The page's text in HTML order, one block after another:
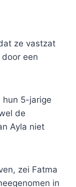
ze vastzat
een
hun 5-jarige
de
Ayla niet
zei Fatma
in